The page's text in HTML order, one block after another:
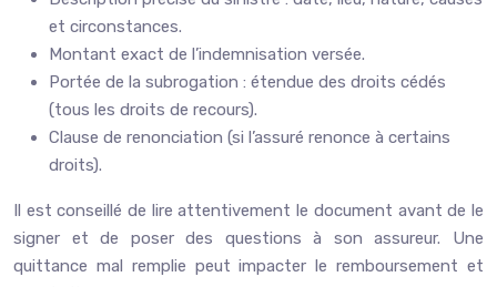
et circonstances.
Montant exact de l’indemnisation versée.
Portée de la subrogation : étendue des droits cédés
(tous les droits de recours).
Clause de renonciation (si l’assuré renonce à certains
droits).
Il est conseillé de lire attentivement le document avant de le
signer et de poser des questions à son assureur. Une
quittance mal remplie peut impacter le remboursement et